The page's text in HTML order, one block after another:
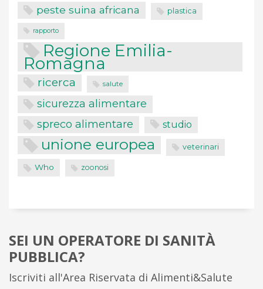
peste suina africana plastica
rapporto
Regione Emilia-
Romagna
ricerca salute
sicurezza alimentare
spreco alimentare studio
unione europea veterinari
Who zoonosi
SEI UN OPERATORE DI SANITÀ
PUBBLICA?
Iscriviti all'Area Riservata di Alimenti&Salute